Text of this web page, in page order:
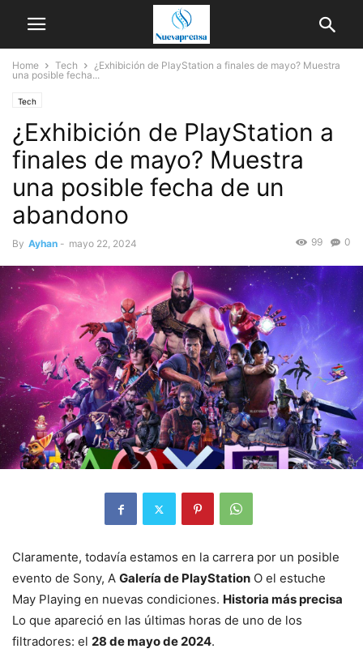
Home Tech
¿Exhibición de PlayStation a finales de mayo? Muestra
una posible fecha...
Tech
¿Exhibición de PlayStation a
finales de mayo? Muestra
una posible fecha de un
abandono
By Ayhan - mayo 22, 2024 0
99
Claramente, todavía estamos en la carrera por un posible
evento de Sony, A Galería de PlayStation O el estuche
May Playing en nuevas condiciones. Historia más precisa
Lo que apareció en las últimas horas de uno de los
filtradores: el 28 de mayo de 2024.